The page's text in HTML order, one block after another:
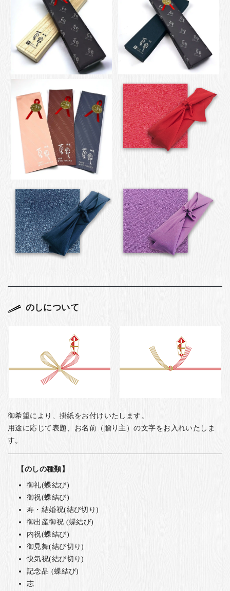
のしについて
御希望により、掛紙をお付けいたします。
用途に応じて表題、お名前（贈り主）の文字をお入れいたしま
す。
【のしの種類】
御礼(蝶結び)
御祝(蝶結び)
寿・結婚祝(結び切り)
御出産御祝 (蝶結び)
内祝(蝶結び)
御見舞(結び切り)
快気祝(結び切り)
記念品 (蝶結び)
志